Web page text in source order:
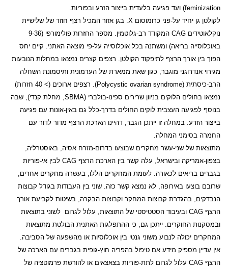
feminization) ועד פגיעה בלעדית בייצור הזרע ובפוריות.
לקולטן גן יחיד על-פני כרומוסום X . בגן אזור המכיל רצף חוזר של שלישיית
נוקלאוטידים CAG
המקודד רב-גלוטמין. מספר החזרות פולימורפי (9-36
באוכלוסייה בריאה) ומשתנה בכל אוכלוסייה על-פי מוצאה האתני. קיים יחס
הפוך בין אורך הרצף לתיפקוד הקולטן. רצפים קצרים נמצאו במחלות הנובעות
מגירוי אנדרוגני מוגבר, כגון שאת ממארת של הערמונית ותיסמונת השחלה
הרב-כיסתית (Polycystic ovarian syndrome
). רצפים ארוכים (> 40 חזרות)
נמצאו בחולים הלוקים בניוון שרירים ספינו-בולברי (SBMA , מחלת קנדי), שבה
בנוסף לפגיעה העצבית לוקים החולים בדרך-כלל גם באין-אונות עם פגיעה
בייצור הזרע. במחלה זו ייתכן הגבר, דהיינו הארכת הרצף מדור לדור עם
החמרה בסימני המחלה.
מתוצאות של שני-עשר מחקרים שבוצעו בדרום-מזרח אסיה, באוסטרליה,
בצפון-אמריקה ובישראל, עלה קשר בין הארכת הרצף CAG לבין אי-פוריות
בגברים בריאים לכאורה. לעומת המחקרים הללו, בעשרה מחקרים אחרים,
שרובם בוצעו באירופה, לא נמצא קשר כזה. שוני בין העבודות בגודל קבוצות
הנבדקים, בהגדרת קבוצות המחקר וקבוצות הבקרה, בשיטות לקביעת אורך
הרצף CAG ובעיבוד הסטטיסטי של התוצאות, עלול לגרום לשוני בתוצאות
ובמסקנות החוקרים. ייתכן גם, כי ההתפלגות האתנית הבולטת מתוצאות
המחקרים יכולה לנבוע משוני גנטי בין אוכלוסיות או מהשפעה של הסביבה.
אין עדיין מספיק מידע אם טיפול בהפריה חוץ-גופית בגברים עם הארכה של
הרצף CAG עלול לגרום לתת-פוריות בצאצאים או להורשת פרמוטציה של